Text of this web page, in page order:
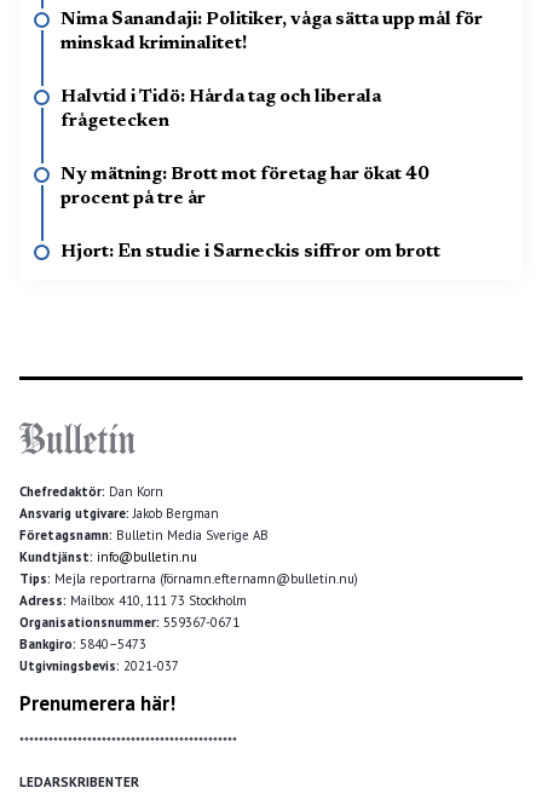
Nima Sanandaji: Politiker, våga sätta upp mål för
minskad kriminalitet!
Halvtid i Tidö: Hårda tag och liberala
frågetecken
Ny mätning: Brott mot företag har ökat 40
procent på tre år
Hjort: En studie i Sarneckis siffror om brott
Chefredaktör: Dan Korn
Ansvarig utgivare: Jakob Bergman
Företagsnamn: Bulletin Media Sverige AB
Kundtjänst: info@bulletin.nu
Tips: Mejla reportrarna (förnamn.efternamn@bulletin.nu)
Adress: Mailbox 410, 111 73 Stockholm
Organisationsnummer: 559367-0671
Bankgiro: 5840–5473
Utgivningsbevis: 2021-037
Prenumerera här!
*********************************************
LEDARSKRIBENTER